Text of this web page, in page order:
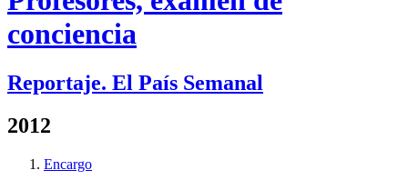
conciencia
Reportaje. El País Semanal
2012
Encargo